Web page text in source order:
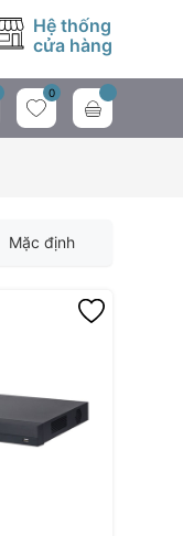
Hệ thống
cửa hàng
0
Mặc định